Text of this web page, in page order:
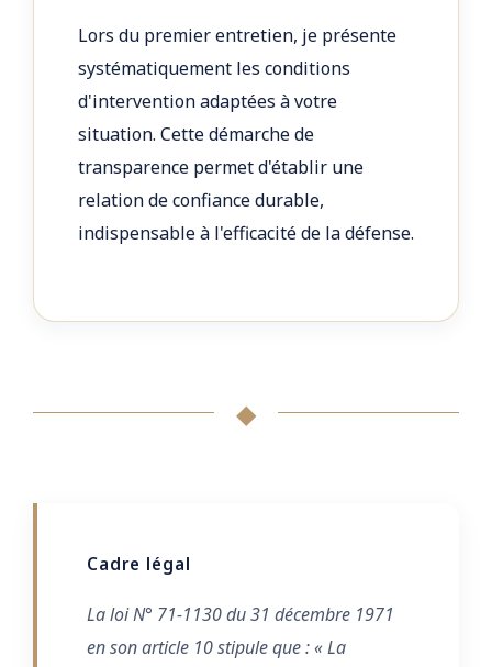
Lors du premier entretien, je présente
systématiquement les conditions
d'intervention adaptées à votre
situation. Cette démarche de
transparence permet d'établir une
relation de confiance durable,
indispensable à l'efficacité de la défense.
◆
Cadre légal
La loi N° 71-1130 du 31 décembre 1971
en son article 10 stipule que : « La